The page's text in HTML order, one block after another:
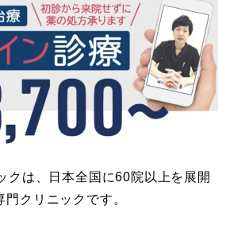
クは、日本全国に60院以上を展開
クリニックです。